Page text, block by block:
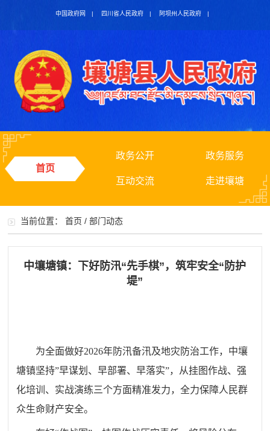
中国政府网 | 四川省人民政府 | 阿坝州人民政府 |
首页
政务公开 政务服务
互动交流 走进壤塘
当前位置：首页 /部门动态
中壤塘镇：下好防汛“先手棋”，筑牢安全“防护
堤”
为全面做好2026年防汛备汛及地灾防治工作，中壤
塘镇坚持”早谋划、早部署、早落实”，从挂图作战、强
化培训、实战演练三个方面精准发力，全力保障人民群
众生命财产安全。